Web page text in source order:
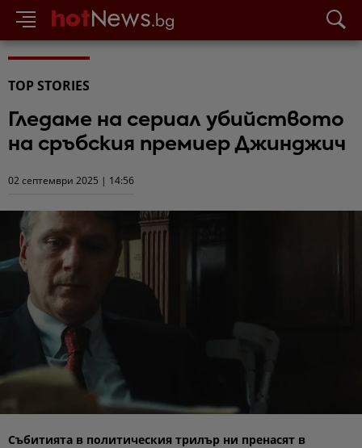
TOP STORIES
Гледаме на сериал убийството
на сръбския премиер Джинджич
02 септември 2025 | 14:56
Събитията в политическия трилър ни пренасят в